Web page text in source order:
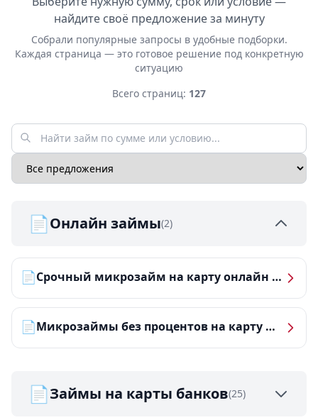
найдите своё предложение за минуту
Собрали популярные запросы в удобные подборки.
Каждая страница — это готовое решение под конкретную
ситуацию
Всего страниц: 127
📄Онлайн займы(2)
📄 Срочный микрозайм на карту онлайн — получить деньги за 5 минут
📄 Микрозаймы без процентов на карту — ТОП-10 за 2026 год
📄Займы на карты банков(25)